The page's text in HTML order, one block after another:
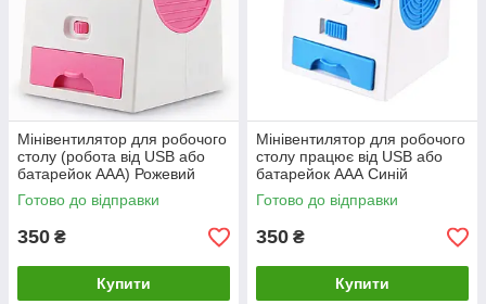
Мінівентилятор для робочого
столу (робота від USB або
батарейок ААА) Рожевий
Готово до відправки
350 ₴
Купити
Мінівентилятор для робочого
столу працює від USB або
батарейок ААА Синій
Готово до відправки
350 ₴
Купити